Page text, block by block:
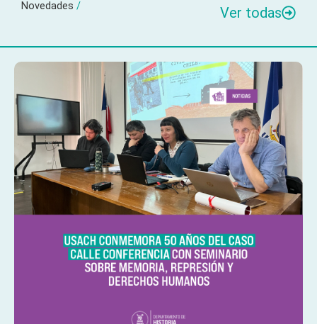
Novedades / Ver todas